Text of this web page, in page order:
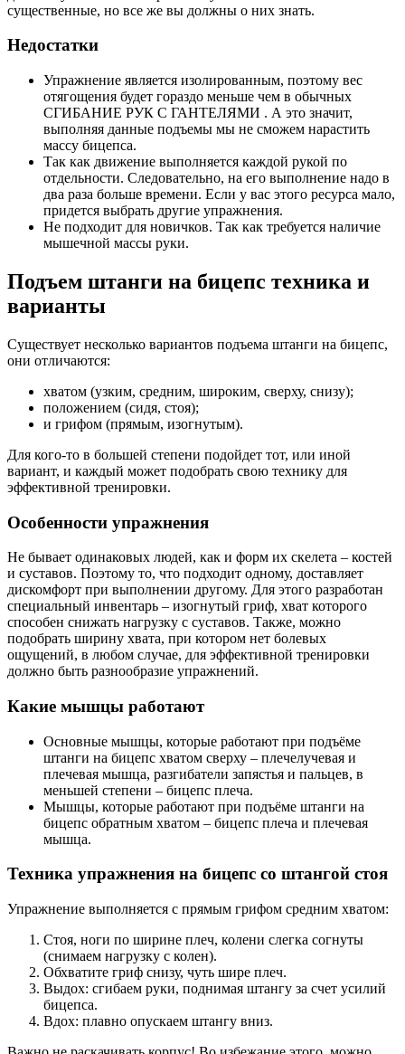
существенные, но все же вы должны о них знать.
Недостатки
Упражнение является изолированным, поэтому вес
отягощения будет гораздо меньше чем в обычных
СГИБАНИЕ РУК С ГАНТЕЛЯМИ . А это значит,
выполняя данные подъемы мы не сможем нарастить
массу бицепса.
Так как движение выполняется каждой рукой по
отдельности. Следовательно, на его выполнение надо в
два раза больше времени. Если у вас этого ресурса мало,
придется выбрать другие упражнения.
Не подходит для новичков. Так как требуется наличие
мышечной массы руки.
Подъем штанги на бицепс техника и
варианты
Существует несколько вариантов подъема штанги на бицепс,
они отличаются:
хватом (узким, средним, широким, сверху, снизу);
положением (сидя, стоя);
и грифом (прямым, изогнутым).
Для кого-то в большей степени подойдет тот, или иной
вариант, и каждый может подобрать свою технику для
эффективной тренировки.
Особенности упражнения
Не бывает одинаковых людей, как и форм их скелета – костей
и суставов. Поэтому то, что подходит одному, доставляет
дискомфорт при выполнении другому. Для этого разработан
специальный инвентарь – изогнутый гриф, хват которого
способен снижать нагрузку с суставов. Также, можно
подобрать ширину хвата, при котором нет болевых
ощущений, в любом случае, для эффективной тренировки
должно быть разнообразие упражнений.
Какие мышцы работают
Основные мышцы, которые работают при подъёме
штанги на бицепс хватом сверху – плечелучевая и
плечевая мышца, разгибатели запястья и пальцев, в
меньшей степени – бицепс плеча.
Мышцы, которые работают при подъёме штанги на
бицепс обратным хватом – бицепс плеча и плечевая
мышца.
Техника упражнения на бицепс со штангой стоя
Упражнение выполняется с прямым грифом средним хватом:
Стоя, ноги по ширине плеч, колени слегка согнуты
(снимаем нагрузку с колен).
Обхватите гриф снизу, чуть шире плеч.
Выдох: сгибаем руки, поднимая штангу за счет усилий
бицепса.
Вдох: плавно опускаем штангу вниз.